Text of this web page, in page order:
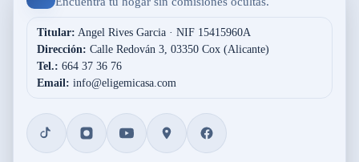
Titular: Angel Rives Garcia · NIF 15415960A
Dirección: Calle Redován 3, 03350 Cox (Alicante)
Tel.: 664 37 36 76
Email: info@eligemicasa.com